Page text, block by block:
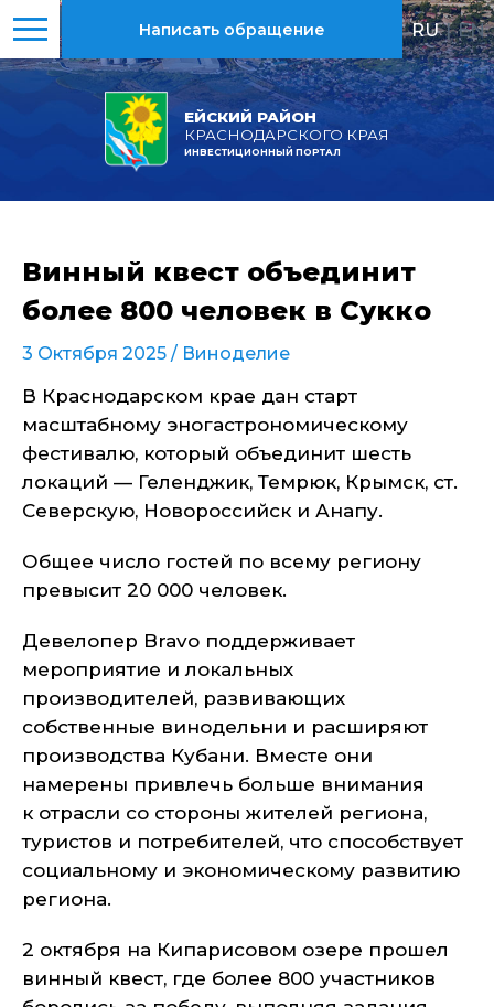
ЕЙСКИЙ РАЙОН
КРАСНОДАРСКОГО КРАЯ
ИНВЕСТИЦИОННЫЙ ПОРТАЛ
Написать обращение RU | EN
Винный квест объединит
более 800 человек в Сукко
3 Октября 2025 / Виноделие
В Краснодарском крае дан старт
масштабному эногастрономическому
фестивалю, который объединит шесть
локаций — Геленджик, Темрюк, Крымск, ст.
Северскую, Новороссийск и Анапу.
Общее число гостей по всему региону
превысит 20 000 человек.
Девелопер Bravo поддерживает
мероприятие и локальных
производителей, развивающих
собственные винодельни и расширяют
производства Кубани. Вместе они
намерены привлечь больше внимания
к отрасли со стороны жителей региона,
туристов и потребителей, что способствует
социальному и экономическому развитию
региона.
2 октября на Кипарисовом озере прошел
винный квест, где более 800 участников